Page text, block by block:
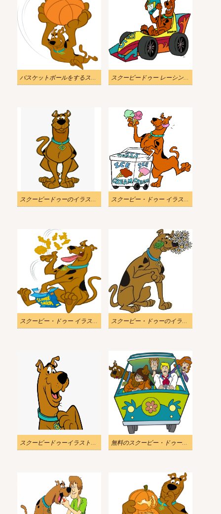
バスケットボールをするスクービー・ドゥーのイラスト スクービードゥー レーシング イラスト イメージ
スクービードゥーのイラスト透明 スクービー・ドゥー イラスト画像
スクービー・ドゥー イラスト画像 2 スクービー・ドゥーのイラストダウンロード
スクービードゥーイラスト無料 無料のスクービー・ドゥーのイラスト